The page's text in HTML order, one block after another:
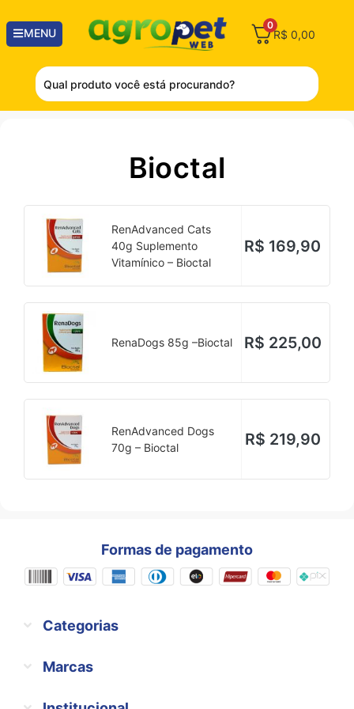
MENU
0
R$ 0,00
Bioctal
RenAdvanced Cats
40g Suplemento
Vitamínico – Bioctal
R$ 169,90
RenaDogs 85g –Bioctal R$ 225,00
RenAdvanced Dogs
70g – Bioctal
R$ 219,90
Formas de pagamento
Categorias
Marcas